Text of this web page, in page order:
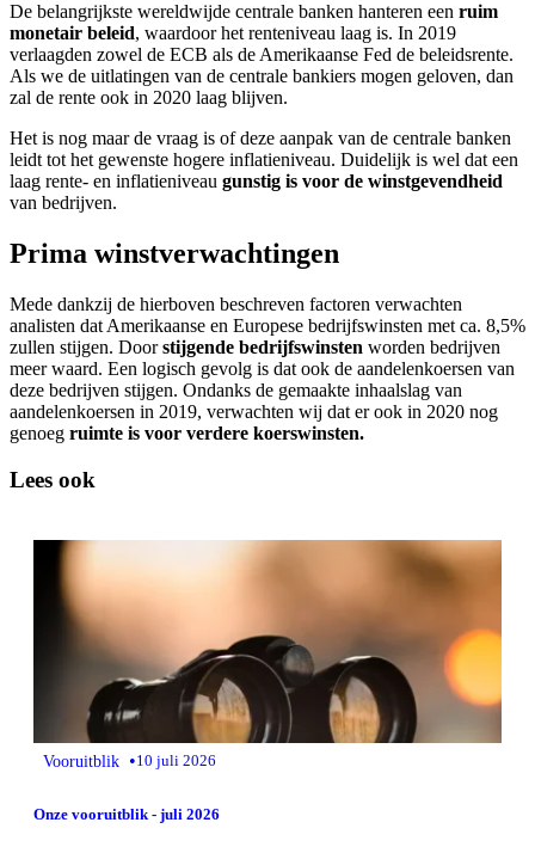
De belangrijkste wereldwijde centrale banken hanteren een ruim
monetair beleid, waardoor het renteniveau laag is. In 2019
verlaagden zowel de ECB als de Amerikaanse Fed de beleidsrente.
Als we de uitlatingen van de centrale bankiers mogen geloven, dan
zal de rente ook in 2020 laag blijven.
Het is nog maar de vraag is of deze aanpak van de centrale banken
leidt tot het gewenste hogere inflatieniveau. Duidelijk is wel dat een
laag rente- en inflatieniveau gunstig is voor de winstgevendheid
van bedrijven.
Prima winstverwachtingen
Mede dankzij de hierboven beschreven factoren verwachten
analisten dat Amerikaanse en Europese bedrijfswinsten met ca. 8,5%
zullen stijgen. Doorstijgende bedrijfswinsten worden bedrijven
meer waard. Een logisch gevolg is dat ook de aandelenkoersen van
deze bedrijven stijgen. Ondanks de gemaakte inhaalslag van
aandelenkoersen in 2019, verwachten wij dat er ook in 2020 nog
genoeg ruimte is voor verdere koerswinsten.
Lees ook
Vooruitblik •10 juli 2026
Onze vooruitblik - juli 2026